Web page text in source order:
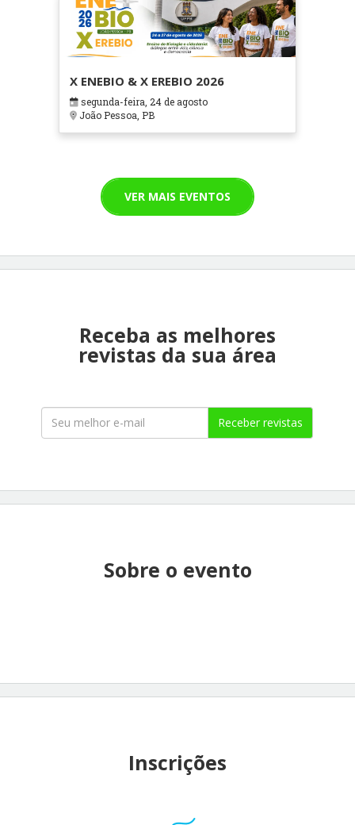
X ENEBIO & X EREBIO 2026
segunda-feira, 24 de agosto
João Pessoa, PB
VER MAIS EVENTOS
Receba as melhores
revistas da sua área
Receber revistas
Sobre o evento
Inscrições